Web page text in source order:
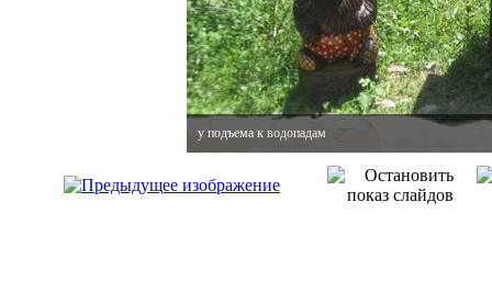
у подъема к водопадам